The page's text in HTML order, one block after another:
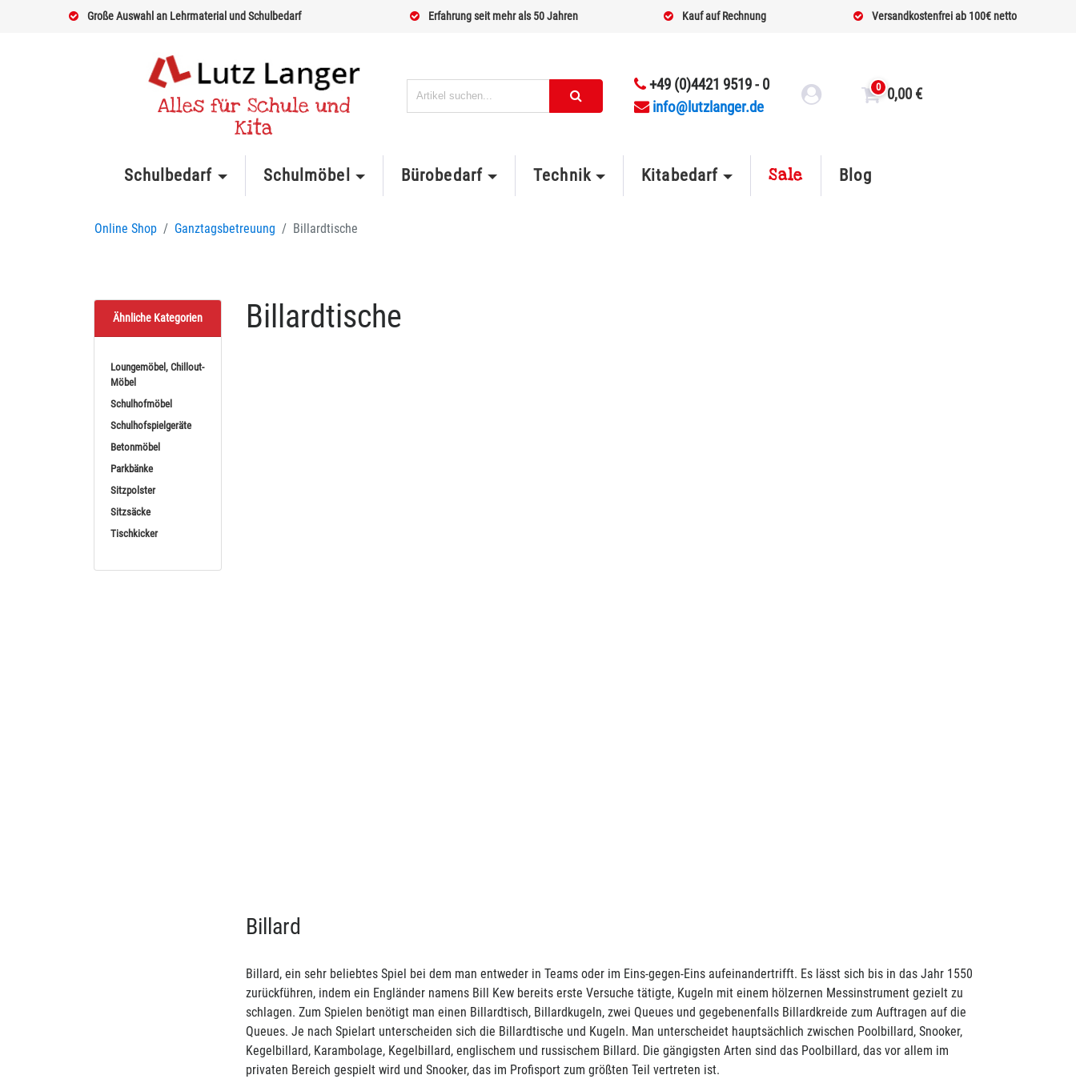
Große Auswahl an Lehrmaterial und Schulbedarf Erfahrung seit mehr als 50 Jahren Kauf auf Rechnung Versandkostenfrei ab 100€ netto
Alles für Schule und
Kita
+49 (0)4421 9519 - 0
info@lutzlanger.de
0 0,00 €
Schulbedarf Schulmöbel Bürobedarf Technik Kitabedarf Sale Blog
Online Shop Ganztagsbetreuung Billardtische
Ähnliche Kategorien
Loungemöbel, Chillout-
Möbel
Schulhofmöbel
Schulhofspielgeräte
Betonmöbel
Parkbänke
Sitzpolster
Sitzsäcke
Tischkicker
Billardtische
Billard
Billard, ein sehr beliebtes Spiel bei dem man entweder in Teams oder im Eins-gegen-Eins aufeinandertrifft. Es lässt sich bis in das Jahr 1550
zurückführen, indem ein Engländer namens Bill Kew bereits erste Versuche tätigte, Kugeln mit einem hölzernen Messinstrument gezielt zu
schlagen. Zum Spielen benötigt man einen Billardtisch, Billardkugeln, zwei Queues und gegebenenfalls Billardkreide zum Auftragen auf die
Queues. Je nach Spielart unterscheiden sich die Billardtische und Kugeln. Man unterscheidet hauptsächlich zwischen Poolbillard, Snooker,
Kegelbillard, Karambolage, Kegelbillard, englischem und russischem Billard. Die gängigsten Arten sind das Poolbillard, das vor allem im
privaten Bereich gespielt wird und Snooker, das im Profisport zum größten Teil vertreten ist.